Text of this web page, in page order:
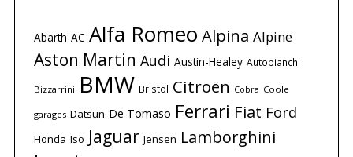
Abarth AC Alfa Romeo Alpina Alpine
Aston Martin Audi Austin-Healey Autobianchi
Bizzarrini BMW Bristol Citroën Cobra Coole
garages Datsun De Tomaso Ferrari Fiat Ford
Honda Iso Jaguar Jensen Lamborghini